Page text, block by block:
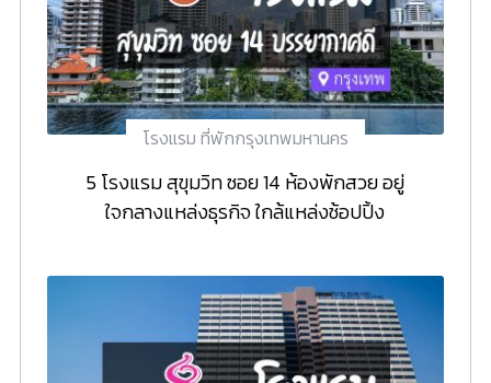
โรงแรม ที่พักกรุงเทพมหานคร
5 โรงแรม สุขุมวิท ซอย 14 ห้องพักสวย อยู่
ใจกลางแหล่งธุรกิจ ใกล้แหล่งช้อปปิ้ง